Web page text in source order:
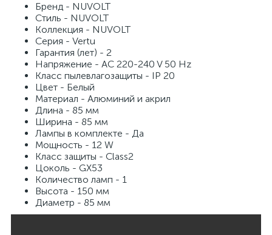
Бренд - NUVOLT
Стиль - NUVOLT
Коллекция - NUVOLT
Серия - Vertu
Гарантия (лет) - 2
Напряжение - AC 220-240 V 50 Hz
Класс пылевлагозащиты - IP 20
Цвет - Белый
Материал - Алюминий и акрил
Длина - 85 мм
Ширина - 85 мм
Лампы в комплекте - Да
Мощность - 12 W
Класс защиты - Class2
Цоколь - GX53
Количество ламп - 1
Высота - 150 мм
Диаметр - 85 мм